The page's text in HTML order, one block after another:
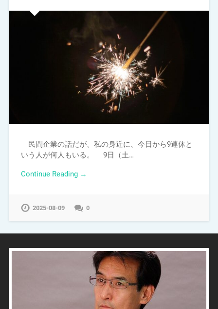
民間企業の話だが、私の身近に、今日から9連休と
いう人が何人もいる。 9日（土…
Continue Reading →
2025-08-09 0